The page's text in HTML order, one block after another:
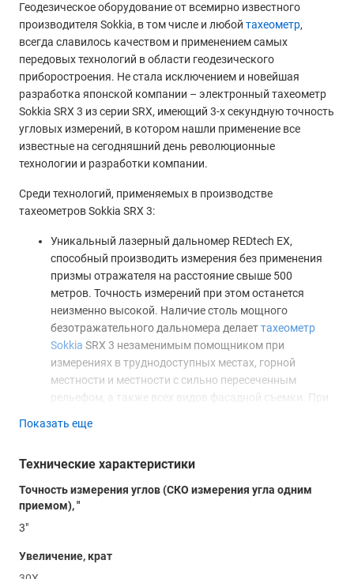
Геодезическое оборудование от всемирно известного
производителя Sokkia, в том числе и любой тахеометр,
всегда славилось качеством и применением самых
передовых технологий в области геодезического
приборостроения. Не стала исключением и новейшая
разработка японской компании – электронный тахеометр
Sokkia SRX 3 из серии SRX, имеющий 3-х секундную точность
угловых измерений, в котором нашли применение все
известные на сегодняшний день революционные
технологии и разработки компании.
Среди технологий, применяемых в производстве
тахеометров Sokkia SRX 3:
Уникальный лазерный дальномер REDtech EX,
способный производить измерения без применения
призмы отражателя на расстояние свыше 500
метров. Точность измерений при этом останется
неизменно высокой. Наличие столь мощного
безотражательного дальномера делаеттахеометр
Sokkia SRX 3 незаменимым помощником при
измерениях в труднодоступных местах, горной
местности и местности с сильно пересеченным
рельефом, а также всех видов фасадной съемки. При
расстояний достигает 5000 метров!
позволяет добиться высочайшего качества
На смену традиционным проводам и шнурам пришли
новейшие технологии беспроводной передачи данных при
дистанционного управления тахеометром при помощи
Показать еще
Технические характеристики
Точность измерения углов (СКО измерения угла одним
приемом), "
3"
Увеличение, крат